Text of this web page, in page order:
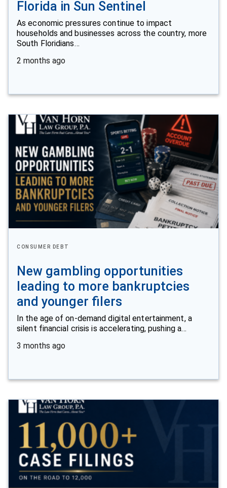
Florida in Sun Sentinel
As economic pressures continue to impact
households and businesses across the country, more
South Floridians…
2 months ago
CONSUMER DEBT
New gambling opportunities
leading to more bankruptcies
and younger filers
In the age of on-demand digital entertainment, a
silent financial crisis is accelerating, pushing a…
3 months ago